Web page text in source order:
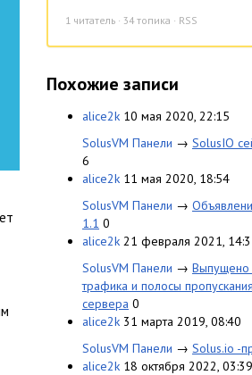
1 читатель · 34 топика · RSS
Похожие записи
alice2k 10 мая 2020, 22:15
SolusVM Панели → SolusIO
6
alice2k 11 мая 2020, 18:54
SolusVM Панели →
1.1 0
alice2k 21 февраля 2021,
SolusVM Панели → Выпущено
трафика и полосы
сервера 0
alice2k 31 марта 2019, 08:40
SolusVM Панели → Solus.io -
alice2k 18 октября 2022, 03:39